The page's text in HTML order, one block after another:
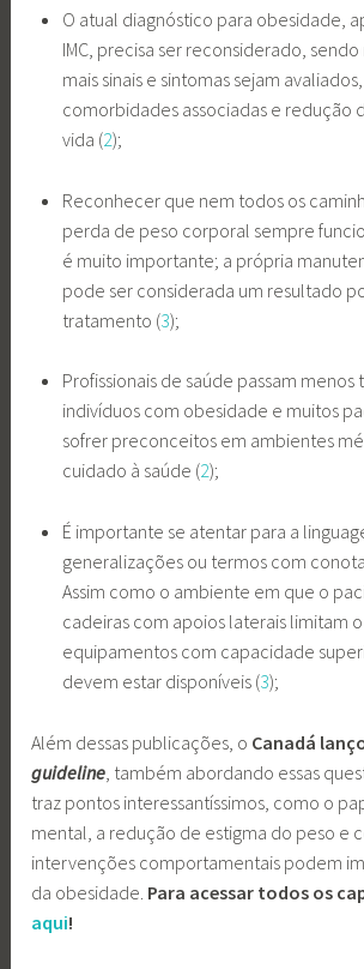
O atual diagnóstico para obesidade,
IMC, precisa ser reconsiderado,
mais sinais e sintomas sejam
comorbidades associadas e redução
vida (2);
Reconhecer que nem todos os
perda de peso corporal sempre
é muito importante; a própria
pode ser considerada um resultado
tratamento (3);
Profissionais de saúde passam
indivíduos com obesidade e muitos
sofrer preconceitos em ambientes
cuidado à saúde (2);
É importante se atentar para a
generalizações ou termos com
Assim como o ambiente em que o
cadeiras com apoios laterais limitam
equipamentos com capacidade
devem estar disponíveis (3);
Além dessas publicações, o Canadá
guideline , também abordando essas
traz pontos interessantíssimos, como o
mental, a redução de estigma do peso e
intervenções comportamentais podem
da obesidade. Para acessar todos os
aqui!